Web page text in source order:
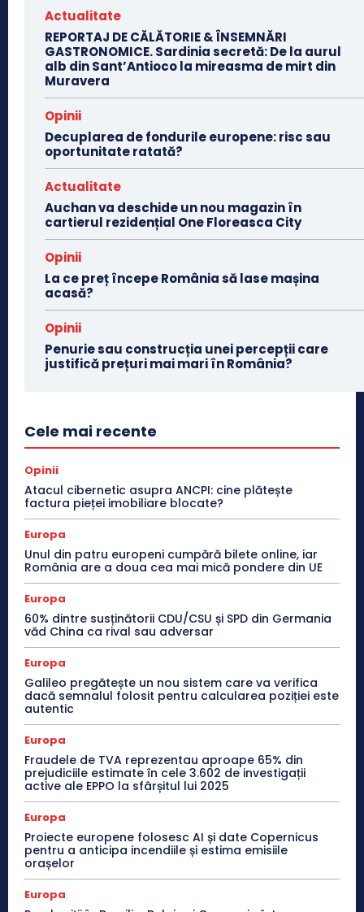
Actualitate
REPORTAJ DE CĂLĂTORIE & ÎNSEMNĂRI
GASTRONOMICE. Sardinia secretă: De la aurul
alb din Sant’Antioco la mireasma de mirt din
Muravera
Opinii
Decuplarea de fondurile europene: risc sau
oportunitate ratată?
Actualitate
Auchan va deschide un nou magazin în
cartierul rezidențial One Floreasca City
Opinii
La ce preț începe România să lase mașina
acasă?
Opinii
Penurie sau construcția unei percepții care
justifică prețuri mai mari în România?
Cele mai recente
Opinii
Atacul cibernetic asupra ANCPI: cine plătește
factura pieței imobiliare blocate?
Europa
Unul din patru europeni cumpără bilete online, iar
România are a doua cea mai mică pondere din UE
Europa
60% dintre susținătorii CDU/CSU și SPD din Germania
văd China ca rival sau adversar
Europa
Galileo pregătește un nou sistem care va verifica
dacă semnalul folosit pentru calcularea poziției este
autentic
Europa
Fraudele de TVA reprezentau aproape 65% din
prejudiciile estimate în cele 3.602 de investigații
active ale EPPO la sfârșitul lui 2025
Europa
Proiecte europene folosesc AI și date Copernicus
pentru a anticipa incendiile și estima emisiile
orașelor
Europa